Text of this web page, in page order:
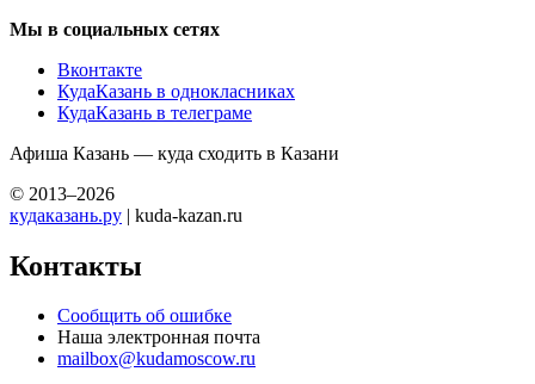
Мы в социальных сетях
Вконтакте
КудаКазань в однокласниках
КудаКазань в телеграме
Афиша Казань — куда сходить в Казани
© 2013–2026
кудаказань.ру | kuda-kazan.ru
Контакты
Сообщить об ошибке
Наша электронная почта
mailbox@kudamoscow.ru